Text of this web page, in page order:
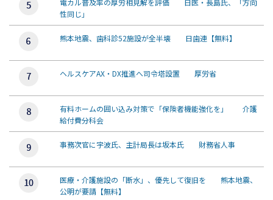
性同じ」
熊本地震、歯科診52施設が全半壊 日歯連【無料】
ヘルスケアAX・DX推進へ司令塔設置 厚労省
有料ホームの囲い込み対策で「保険者機能強化を」 介護
給付費分科会
事務次官に宇波氏、主計局長は坂本氏 財務省人事
医療・介護施設の「断水」、優先して復旧を 熊本地震、
公明が要請【無料】